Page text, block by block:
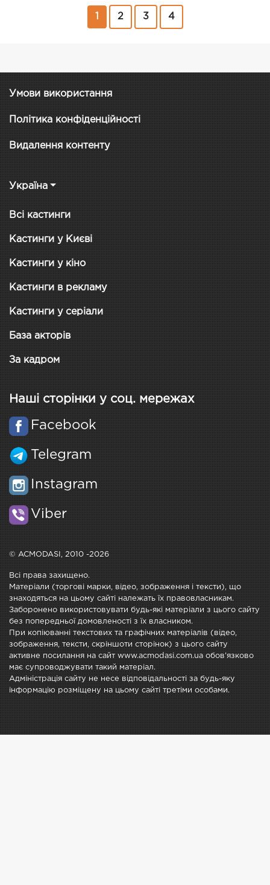
2 3 4
Умови використання
Політика конфіденційності
Видалення контенту
Україна
Всі кастинги
Кастинги у Києві
Кастинги у кіно
Кастинги в рекламу
Кастинги у серіали
База акторів
За кадром
Наші сторінки у соц. мережах
Facebook
Telegram
Instagram
Viber
© ACMODASI, 2010 -2026
Всі права захищено.
Матеріали (торгові марки, відео, зображення і тексти), що
знаходяться на цьому сайті належать їх правовласникам.
Заборонено використовувати будь-які матеріали з цього сайту
без попередньої домовленості з їх власником.
При копіюванні текстових та графічних матеріалів (відео,
зображення, тексти, скріншоти сторінок) з цього сайту
активне посилання на сайт www.acmodasi.com.ua обов'язково
має супроводжувати такий матеріал.
Адміністрація сайту не несе відповідальності за будь-яку
інформацію розміщену на цьому сайті третіми особами.